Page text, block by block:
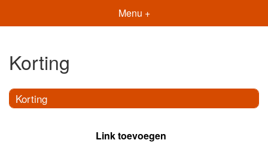
Menu +
Korting
Korting
Link toevoegen